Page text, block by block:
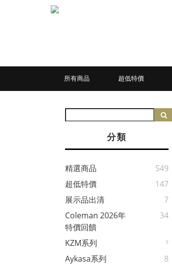
所有商品 超低特價
分類
精選商品
549
超低特價
147
展示品出清
7
Coleman 2026年
特價回饋
34
KZM系列
Aykasa系列
8